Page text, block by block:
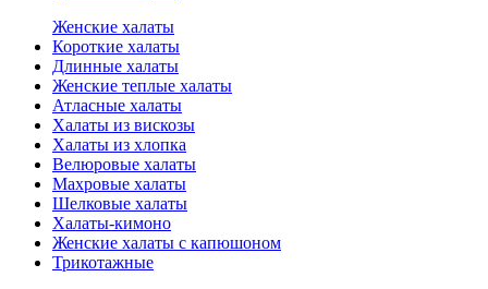
Женские халаты
Короткие халаты
Длинные халаты
Женские теплые халаты
Атласные халаты
Халаты из вискозы
Халаты из хлопка
Велюровые халаты
Махровые халаты
Шелковые халаты
Халаты-кимоно
Женские халаты с капюшоном
Трикотажные